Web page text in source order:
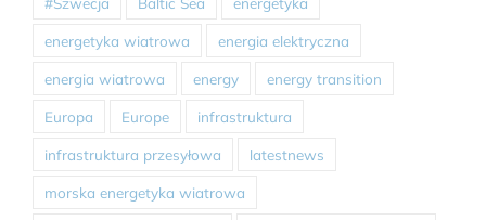
energetyka wiatrowa energia elektryczna
energia wiatrowa energy energy transition
Europa Europe infrastruktura
infrastruktura przesyłowa latestnews
morska energetyka wiatrowa